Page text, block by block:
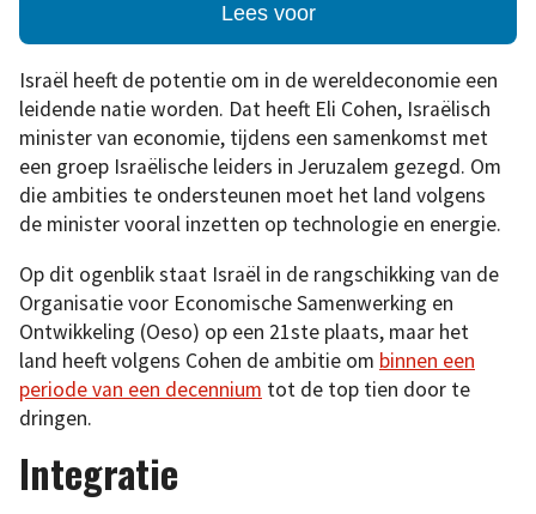
Lees voor
Israël heeft de potentie om in de wereldeconomie een
leidende natie worden. Dat heeft Eli Cohen, Israëlisch
minister van economie, tijdens een samenkomst met
een groep Israëlische leiders in Jeruzalem gezegd. Om
die ambities te ondersteunen moet het land volgens
de minister vooral inzetten op technologie en energie.
Op dit ogenblik staat Israël in de rangschikking van de
Organisatie voor Economische Samenwerking en
Ontwikkeling (Oeso) op een 21ste plaats, maar het
land heeft volgens Cohen de ambitie om binnen een
periode van een decennium tot de top tien door te
dringen.
Integratie